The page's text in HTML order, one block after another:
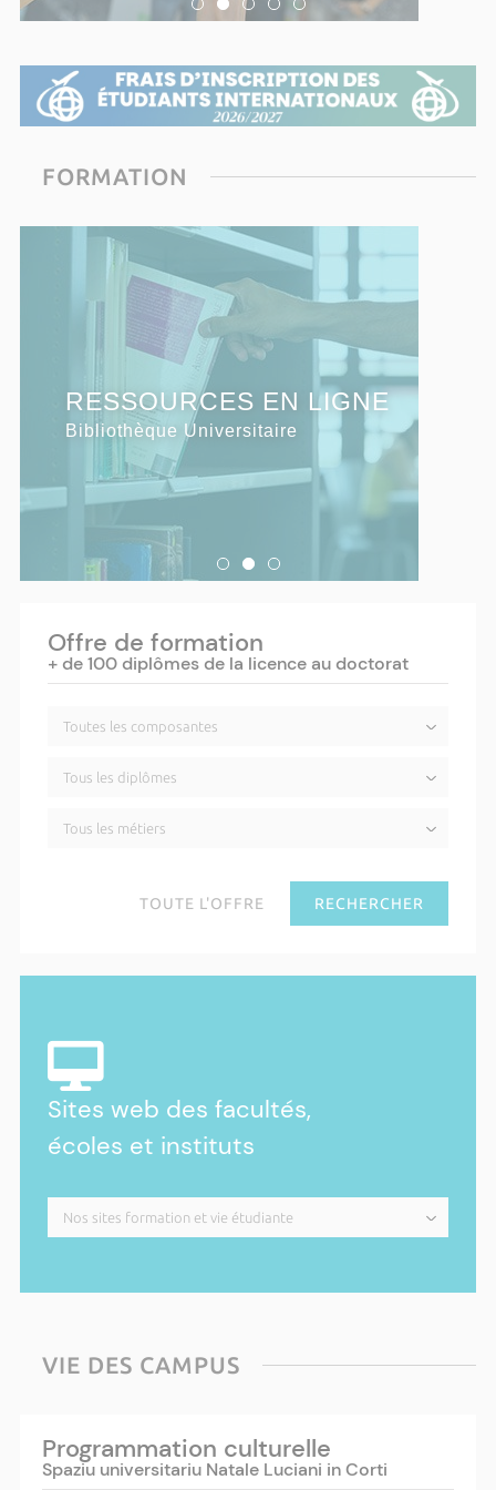
FORMATION
S'INSCRIRE
à l'Université de Corse
RESSOURCES EN LIGNE
Bibliothèque Universitaire
SERVICES EN LIGNE
Bibliothèque Universitaire
Offre de formation
+ de 100 diplômes de la licence au doctorat
Sites web des facultés,
écoles et instituts
VIE DES CAMPUS
Programmation culturelle
Spaziu universitariu Natale Luciani in Corti